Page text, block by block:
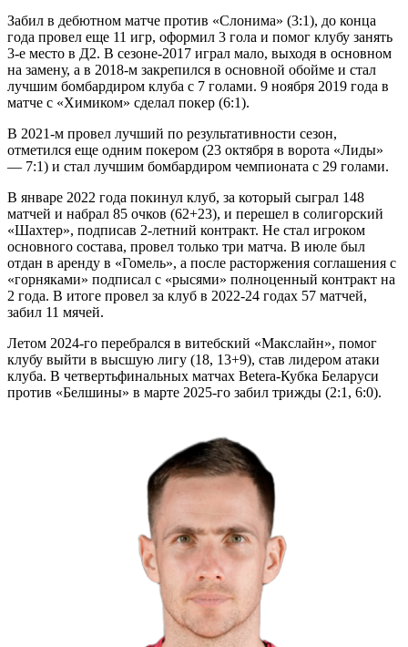
Забил в дебютном матче против «Слонима» (3:1), до конца
года провел еще 11 игр, оформил 3 гола и помог клубу занять
3-е место в Д2. В сезоне-2017 играл мало, выходя в основном
на замену, а в 2018-м закрепился в основной обойме и стал
лучшим бомбардиром клуба с 7 голами. 9 ноября 2019 года в
матче с «Химиком» сделал покер (6:1).
В 2021-м провел лучший по результативности сезон,
отметился еще одним покером (23 октября в ворота «Лиды»
— 7:1) и стал лучшим бомбардиром чемпионата с 29 голами.
В январе 2022 года покинул клуб, за который сыграл 148
матчей и набрал 85 очков (62+23), и перешел в солигорский
«Шахтер», подписав 2-летний контракт. Не стал игроком
основного состава, провел только три матча. В июле был
отдан в аренду в «Гомель», а после расторжения соглашения с
«горняками» подписал с «рысями» полноценный контракт на
2 года. В итоге провел за клуб в 2022-24 годах 57 матчей,
забил 11 мячей.
Летом 2024-го перебрался в витебский «Макслайн», помог
клубу выйти в высшую лигу (18, 13+9), став лидером атаки
клуба. В четвертьфинальных матчах Betera-Кубка Беларуси
против «Белшины» в марте 2025-го забил трижды (2:1, 6:0).